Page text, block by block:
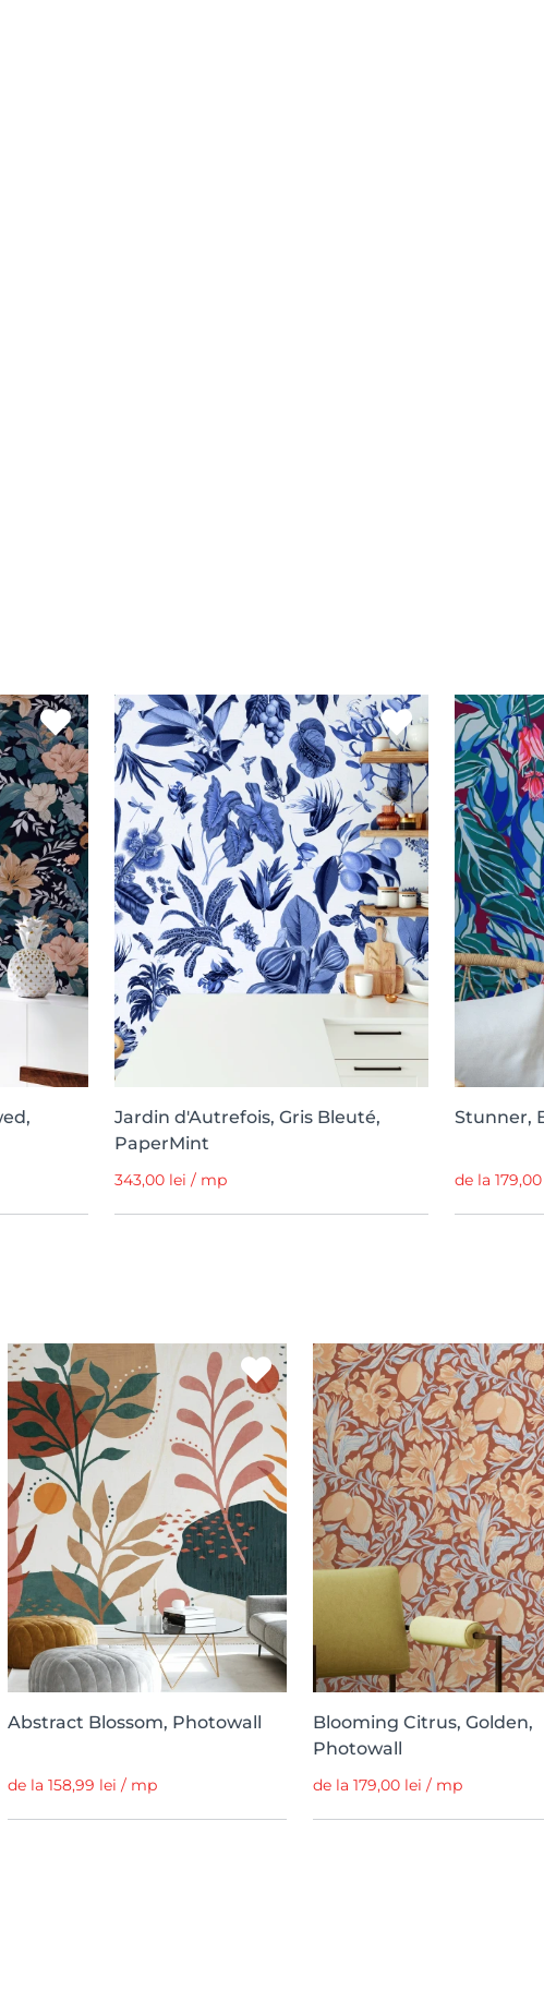
Jardin d'Autrefois, Gris Bleuté,
PaperMint
343,00 lei / mp
Stunner,
de la
Abstract Blossom, Photowall
de la 158,99 lei / mp
Blooming Citrus, Golden,
Photowall
de la 179,00 lei / mp